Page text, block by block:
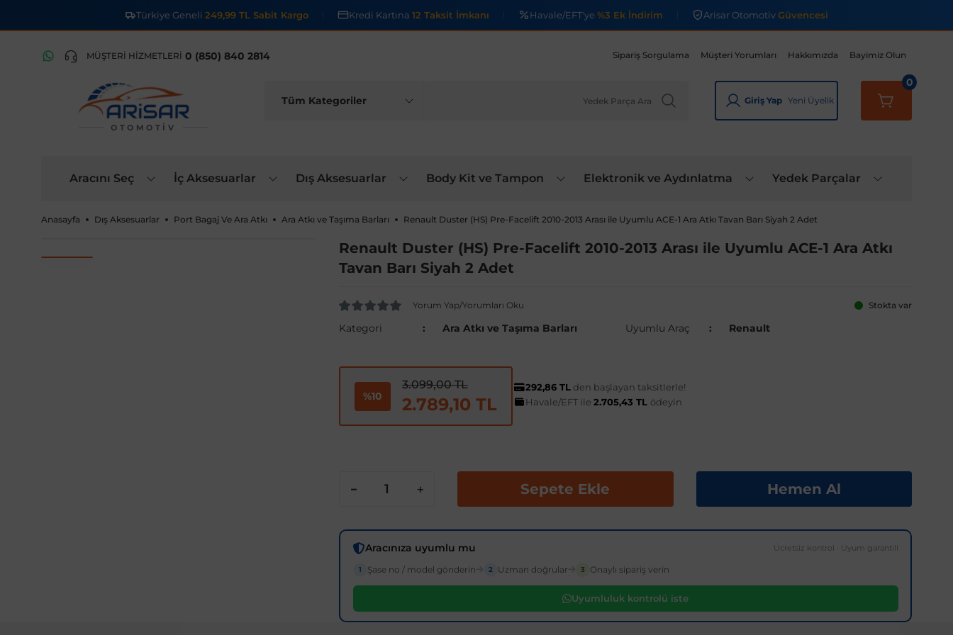
Türkiye Geneli 249,99 TL Sabit Kargo Kredi Kartına 12 Taksit İmkanı Havale/EFT'ye %3 Ek İndirim Arisar OtomotivGüvencesi
MÜŞTERİ HİZMETLERİ 0 (850) 840 2814 Sipariş Sorgulama Müşteri Yorumları Hakkımızda Bayimiz Olun
OTOMOTIV
Giriş Yap Yeni Üyelik
0
Aracını Seç İç Aksesuarlar Dış Aksesuarlar Body Kit ve Tampon Elektronik ve Aydınlatma Yedek Parçalar
Anasayfa Dış Aksesuarlar Port Bagaj Ve Ara Atkı Ara Atkı ve Taşıma Barları Renault Duster (HS) Pre-Facelift 2010-2013 Arası ile Uyumlu ACE-1 Ara Atkı Tavan Barı Siyah 2 Adet
Renault Duster (HS) Pre-Facelift 2010-2013 Arası ile Uyumlu ACE-1 Ara Atkı
Tavan Barı Siyah 2 Adet
Yorum Yap/Yorumları Oku Stokta var
Kategori Ara Atkı ve Taşıma Barları Uyumlu Araç Renault
%10
3.099,00 TL
2.789,10 TL
292,86 TL den başlayan taksitlerle!
Havale/EFT ile 2.705,43 TL ödeyin
Sepete Ekle Hemen Al
Aracınıza uyumlu mu Ücretsiz kontrol · Uyum garantili
1 Şase no / model gönderin 2 Uzman doğrular 3 Onaylı sipariş verin
Uyumluluk kontrolü iste